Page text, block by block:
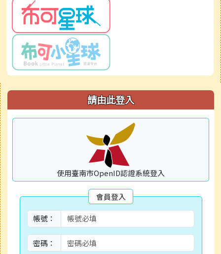
右邊區域內容 請由此登入
使用臺南市OpenID認證系統登入
會員登入
帳號：
密碼：